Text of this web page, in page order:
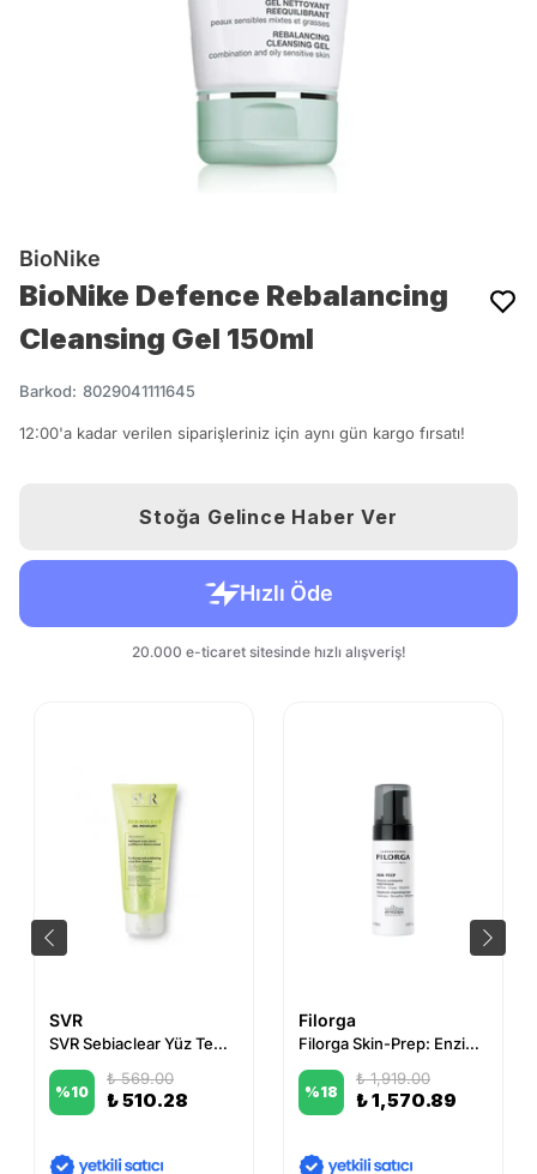
BioNike
BioNike Defence Rebalancing
Cleansing Gel 150ml
Barkod: 8029041111645
12:00'a kadar verilen siparişleriniz için aynı gün kargo fırsatı!
Stoğa Gelince Haber Ver
SVR
SVR Sebiaclear Yüz Temizleyici Jel 200 ml
%10
₺ 569.00
₺ 510.28
Filorga
Filorga Skin-Prep: Enzimatik Gözenek Arındırıcı Yoğun Temizleme Köpüğü 150 ml
%18
₺ 1,919.00
₺ 1,570.89